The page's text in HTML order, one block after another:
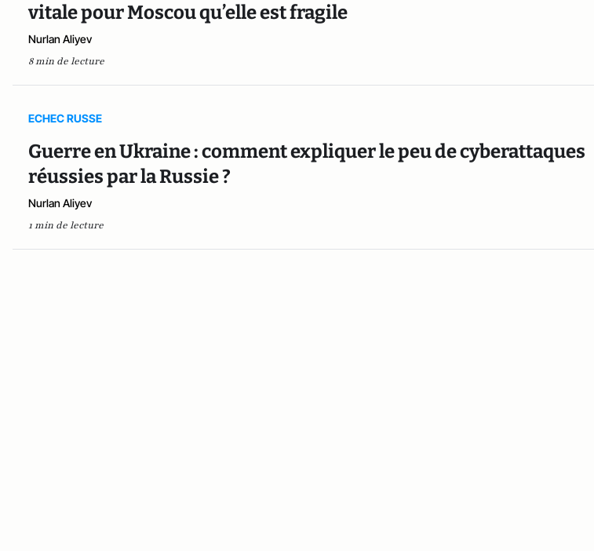
vitale pour Moscou qu’elle est fragile
Nurlan Aliyev
8 min de lecture
ECHEC RUSSE
Guerre en Ukraine : comment expliquer le peu de cyberattaques
réussies par la Russie ?
Nurlan Aliyev
1 min de lecture